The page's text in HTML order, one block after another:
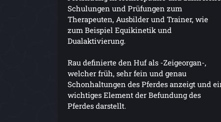
Schulungen und Prüfungen zum
Therapeuten, Ausbilder und Trainer, wie
zum Beispiel Equikinetik und
Dualaktivierung.
Rau definierte den Huf als -Zeigeorgan-,
welcher früh, sehr fein und genau
Schonhaltungen des Pferdes anzeigt und
wichtiges Element der Befundung des
Pferdes darstellt.